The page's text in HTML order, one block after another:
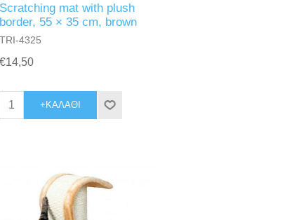
Scratching mat with plush
border, 55 × 35 cm, brown
TRI-4325
€14,50
+ΚΑΛΆΘΙ